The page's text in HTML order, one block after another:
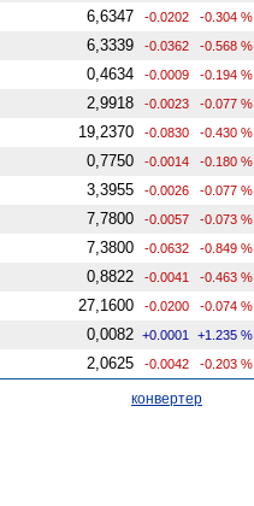
6,6347 -0.0202 -0.304 %
6,3339 -0.0362 -0.568 %
0,4634 -0.0009 -0.194 %
2,9918 -0.0023 -0.077 %
19,2370 -0.0830 -0.430 %
0,7750 -0.0014 -0.180 %
3,3955 -0.0026 -0.077 %
7,7800 -0.0057 -0.073 %
7,3800 -0.0632 -0.849 %
0,8822 -0.0041 -0.463 %
27,1600 -0.0200 -0.074 %
0,0082 +0.0001 +1.235 %
2,0625 -0.0042 -0.203 %
конвертер